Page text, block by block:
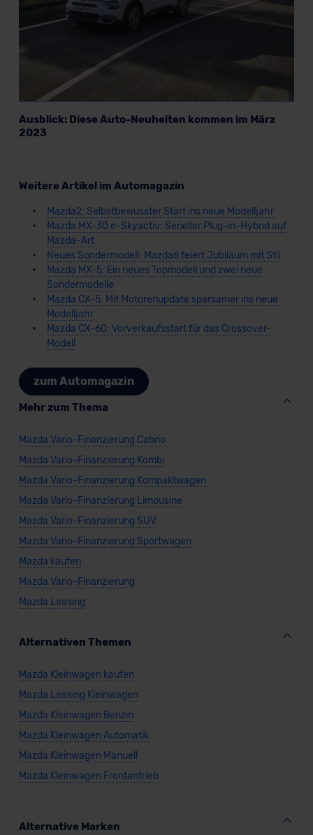
Ausblick: Diese Auto-Neuheiten kommen im März
2023
Weitere Artikel im Automagazin
Mazda2: Selbstbewusster Start ins neue Modelljahr
Mazda MX-30 e-Skyactiv: Serieller Plug-in-Hybrid auf
Mazda-Art
Neues Sondermodell: Mazda6 feiert Jubiläum mit Stil
Mazda MX-5: Ein neues Topmodell und zwei neue
Sondermodelle
Mazda CX-5: Mit Motorenupdate sparsamer ins neue
Modelljahr
Mazda CX-60: Vorverkaufsstart für das Crossover-
Modell
zum Automagazin
Mehr zum Thema
Mazda Vario-Finanzierung Cabrio
Mazda Vario-Finanzierung Kombi
Mazda Vario-Finanzierung Kompaktwagen
Mazda Vario-Finanzierung Limousine
Mazda Vario-Finanzierung SUV
Mazda Vario-Finanzierung Sportwagen
Mazda kaufen
Mazda Vario-Finanzierung
Mazda Leasing
Alternativen Themen
Mazda Kleinwagen kaufen
Mazda Leasing Kleinwagen
Mazda Kleinwagen Benzin
Mazda Kleinwagen Automatik
Mazda Kleinwagen Manuell
Mazda Kleinwagen Frontantrieb
Alternative Marken